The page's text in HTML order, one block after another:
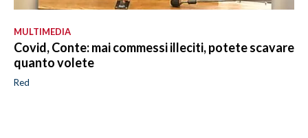
MULTIMEDIA
Covid, Conte: mai commessi illeciti, potete scavare
quanto volete
Red